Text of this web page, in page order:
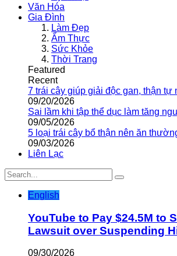
Văn Hóa
Gia Đình
Làm Đẹp
Ẩm Thực
Sức Khỏe
Thời Trang
Featured
Recent
7 trái cây giúp giải độc gan, thận tự
09/20/2026
Sai lầm khi tập thể dục làm tăng
09/05/2026
5 loại trái cây bổ thận nên ăn
09/03/2026
Liên Lạc
English
YouTube to Pay $24.5M to
Lawsuit over Suspending
09/30/2026